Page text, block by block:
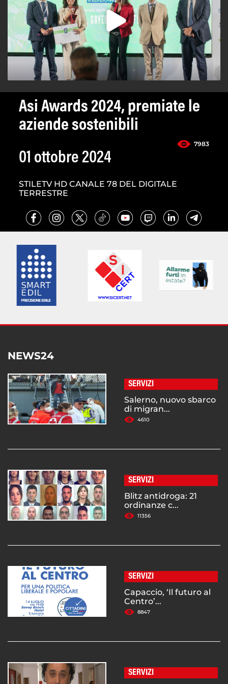
Asi Awards 2024, premiate le
aziende sostenibili
7983
01 ottobre 2024
STILETV HD CANALE 78 DEL DIGITALE
TERRESTRE
NEWS24
SERVIZI
Salerno, nuovo sbarco
di migran...
4610
SERVIZI
Blitz antidroga: 21
ordinanze c...
11356
SERVIZI
Capaccio, ‘Il futuro al
Centro’...
8847
SERVIZI